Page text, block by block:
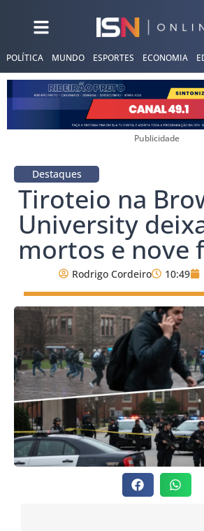
POLÍTICA MUNDO ESPORTES ECONOMIA
Publicidade
Destaques
Tiroteio na
University
mortos e nove
Rodrigo Cordeiro 10:49